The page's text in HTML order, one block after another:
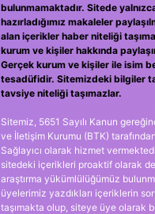
bulunmamaktadır. Sitede
hazırladığımız makaleler
alan içerikler haber niteliği
kurum ve kişiler hakkında
Gerçek kurum ve kişiler ile isim
tesadüfidir. Sitemizdeki bilgiler
tavsiye niteliği taşımazlar.
Sitemiz, 5651 Sayılı Kanun
ve İletişim Kurumu (BTK)
Sağlayıcı olarak hizmet
sitedeki içerikleri proaktif olarak
araştırma yükümlülüğümüz
üyelerimiz yazdıkları içeriklerin
taşımakta olup, siteye üye olarak